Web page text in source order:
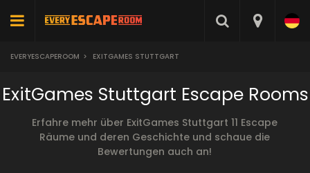
EVERYESCAPEROOM > EXITGAMES STUTTGART
ExitGames Stuttgart Escape Rooms
Erfahre mehr über ExitGames Stuttgart 11 Escape
Räume und deren Geschichte und schaue die
Bewertungen auch an!